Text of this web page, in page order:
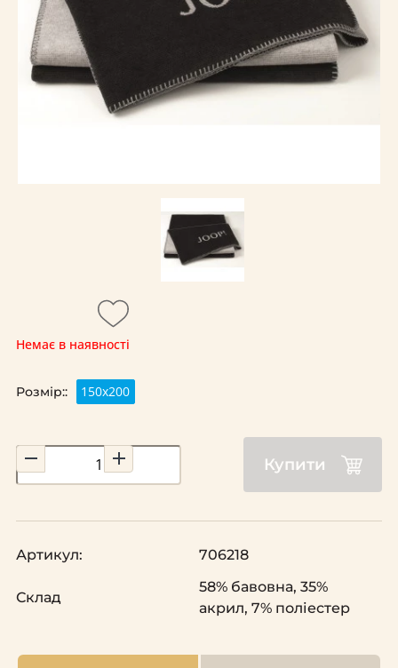
Немає в наявності
Розмір:: 150х200
Купити
Артикул: 706218
Склад
58% бавовна, 35%
акрил, 7% поліестер